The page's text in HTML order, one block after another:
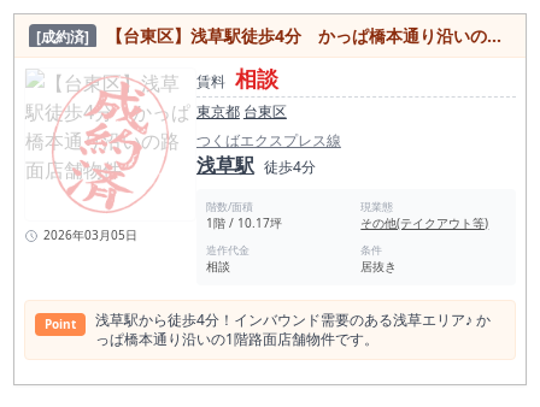
[成約済] 【台東区】浅草駅徒歩4分 かっぱ橋本通り沿いの路面店舗物件
2026年03月05日
賃料 相談
東京都 台東区
つくばエクスプレス線
浅草駅 徒歩4分
階数/面積
1階 / 10.17坪
現業態
その他(テイクアウト等)
造作代金
相談
条件
居抜き
Point
浅草駅から徒歩4分！インバウンド需要のある浅草エリア♪ か
っぱ橋本通り沿いの1階路面店舗物件です。